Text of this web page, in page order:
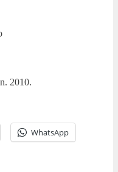
2010.
WhatsApp